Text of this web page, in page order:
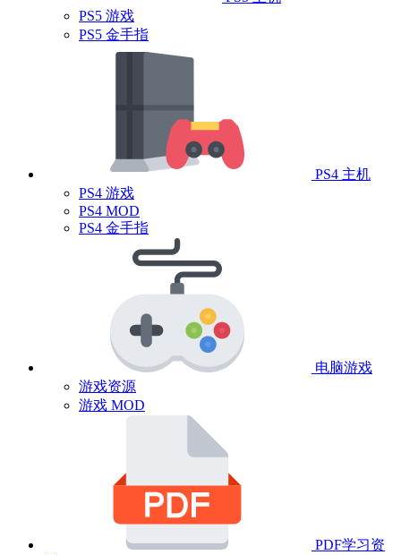
PS5 游戏
PS5 金手指
PS4 主机
PS4 游戏
PS4 MOD
PS4 金手指
电脑游戏
游戏资源
游戏 MOD
PDF学习资